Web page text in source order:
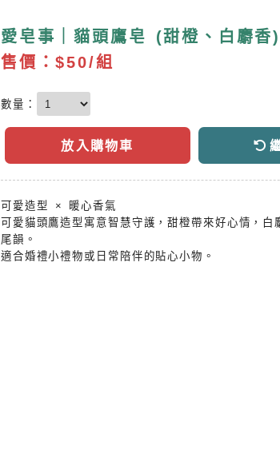
愛皂事｜貓頭鷹皂 (甜橙、白麝香)
售價：$50/組
數量：
放入購物車
可愛造型 × 暖心香氣
可愛貓頭鷹造型寓意智慧守護，甜橙帶來好心情，白
尾韻。
適合婚禮小禮物或日常陪伴的貼心小物。